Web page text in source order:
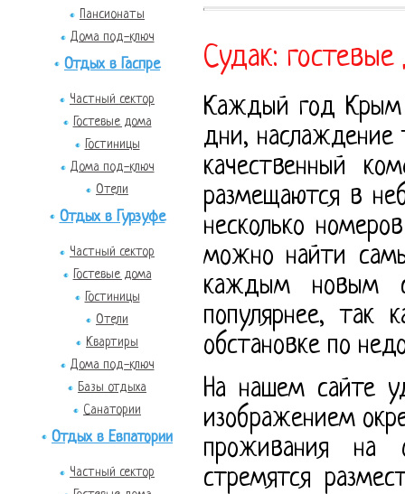
Пансионаты
Дома под-ключ
Отдых в Гаспре
Частный сектор
Гостевые дома
Гостиницы
Дома под-ключ
Отели
Отдых в Гурзуфе
Частный сектор
Гостевые дома
Гостиницы
Отели
Квартиры
Дома под-ключ
Базы отдыха
Санатории
Отдых в Евпатории
Частный сектор
Судак:
Каждый год Крым
дни,
качественный
размещаются в
несколько
можно найти
каждым новым
популярнее, так
обстановке по
На нашем сайте
изображением
проживания на
стремятся